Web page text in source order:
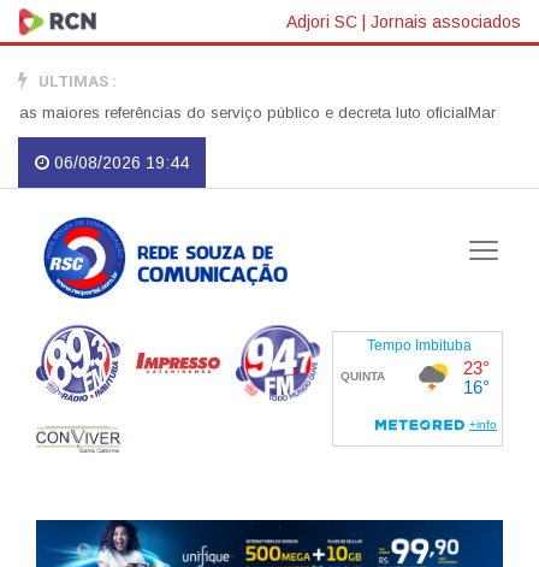
Adjori SC | Jornais associados
ULTIMAS :
maiores referências do serviço público e decreta luto oficialMar
06/08/2026 19:44